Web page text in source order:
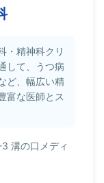
・精神科クリ
して、うつ病
ど、幅広い精
富な医師とス
溝の口メディ